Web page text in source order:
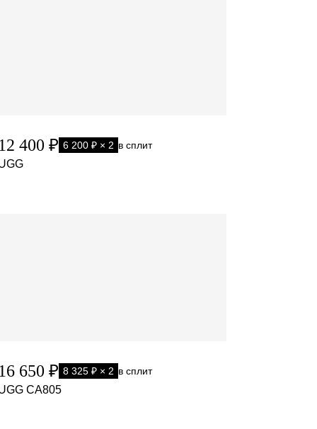
400 ₽ 6 200 ₽ × 2 в сплит
650 ₽ 8 325 ₽ × 2 в сплит
CA805